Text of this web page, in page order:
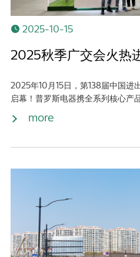
2025-10-15
2025秋季广交会火热
2025年10月15日，第138届中国进
启幕！普罗斯电器携全系列核心产
more